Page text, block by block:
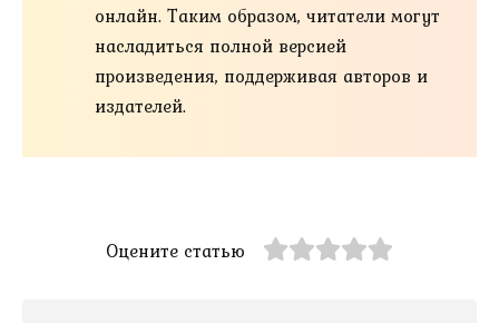
онлайн. Таким образом, читатели могут
насладиться полной версией
произведения, поддерживая авторов и
издателей.
Оцените статью